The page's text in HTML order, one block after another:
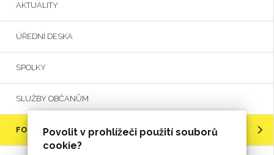
Povolit v prohlížeči použití souborů
cookie?
AKTUALITY
ÚŘEDNÍ DESKA
SPOLKY
SLUŽBY OBČANŮM
FOTO